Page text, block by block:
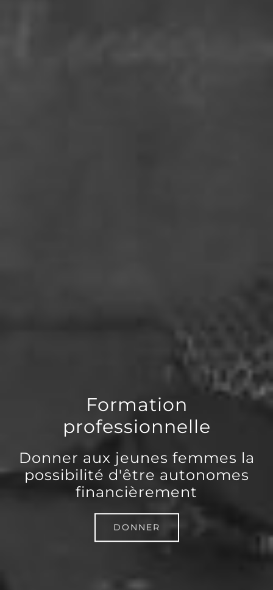
Formation
professionnelle
Donner aux jeunes femmes la
possibilité d'être autonomes
financièrement
DONNER